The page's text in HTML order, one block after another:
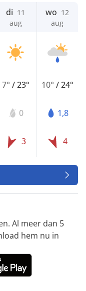
di 11
aug
7° /23°
0
3
wo 12
aug
10° /24°
1,8
4
Al meer dan 5
hem nu in